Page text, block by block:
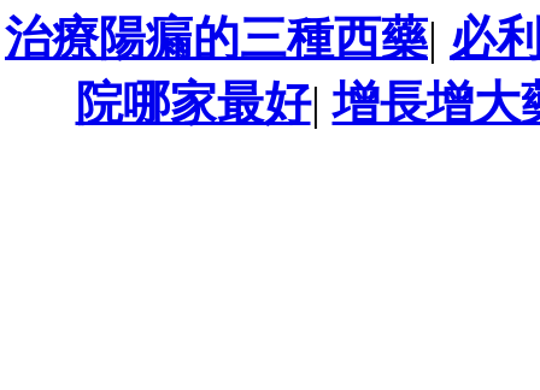
治療陽瘺的三種西藥| 必
院哪家最好|增長增大